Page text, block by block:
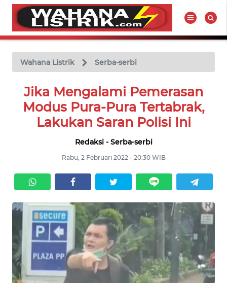
Wahana Listrik Serba-serbi
Jika Mengalami Pemerasan
Modus Pura-Pura Tertabrak,
Lakukan Saran Polisi Ini
Redaksi - Serba-serbi
Rabu, 2 Februari 2022 - 20:30 WIB
TV
Tutup
BERITA
LISTRIK
PRODUK
LISTRIK
SEJARAH
LISTRIK
SERBA-
SERBI